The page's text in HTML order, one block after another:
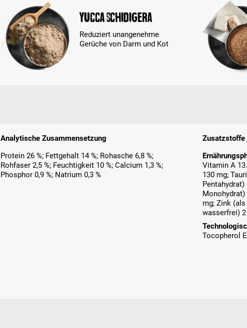
Yucca schidigera
Reduziert unangenehme
Gerüche von Darm und Kot
Analytische Zusammensetzung
Protein 26 %; Fettgehalt 14 %; Rohasche 6,8 %;
Rohfaser 2,5 %; Feuchtigkeit 10 %; Calcium 1,3 %;
Phosphor 0,9 %; Natrium 0,3 %
Zusatzstoffe
Vitamin A
130 mg;
Monohydrat)
mg; Zink
wasserfrei)
Tocopherol